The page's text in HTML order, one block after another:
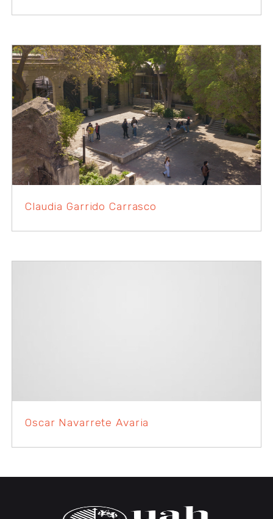
Claudia Garrido Carrasco
Oscar Navarrete Avaria